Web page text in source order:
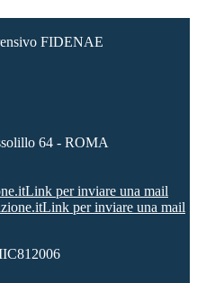
FIDENAE
64 - ROMA
Link per inviare una mail
Link per inviare una mail